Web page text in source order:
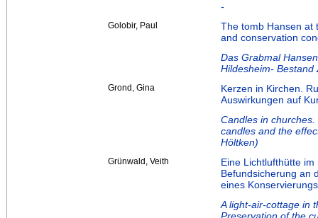
-
Golobir, Paul
The tomb Hansen at
and conservation
Das Grabmal
Hildesheim-
Grond, Gina
Kerzen in Kirchen.
Auswirkungen auf
Candles in
candles and the
Höltken)
Grünwald, Veith
Eine Lichtlufthütte
Befundsicherung an
eines
A light-air-cottage in